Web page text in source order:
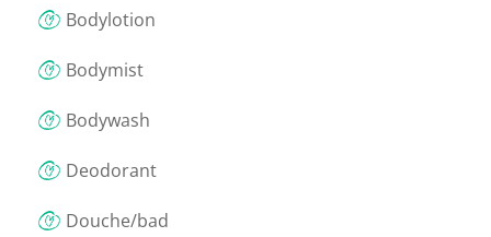
Bodylotion
Bodymist
Bodywash
Deodorant
Douche/bad